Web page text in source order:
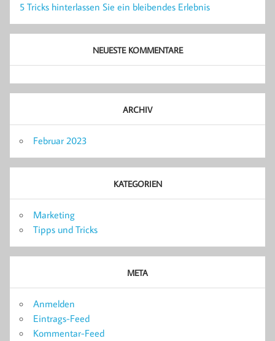
5 Tricks hinterlassen Sie ein bleibendes Erlebnis
NEUESTE KOMMENTARE
ARCHIV
Februar 2023
KATEGORIEN
Marketing
Tipps und Tricks
META
Anmelden
Eintrags-Feed
Kommentar-Feed